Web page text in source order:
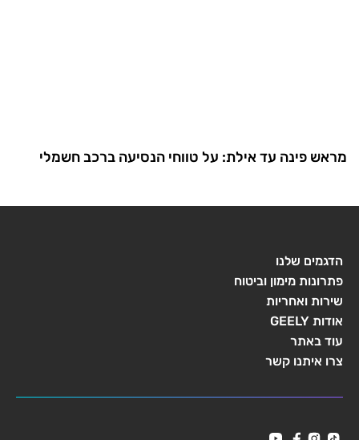
מראש פינה עד אילת: על טווחי הנסיעה ברכב חשמלי
הדגמים שלנו
פתרונות מימון וביטוח
שירות ואחריות
אודות GEELY
עוד באתר
צרו איתנו קשר